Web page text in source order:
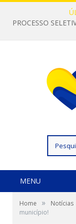
por:
MENU
Home » Notícias
município!